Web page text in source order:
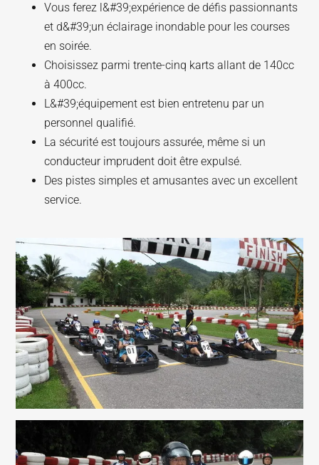
Vous ferez l&#39;expérience de défis passionnants
et d&#39;un éclairage inondable pour les courses
en soirée.
Choisissez parmi trente-cinq karts allant de 140cc
à 400cc.
L&#39;équipement est bien entretenu par un
personnel qualifié.
La sécurité est toujours assurée, même si un
conducteur imprudent doit être expulsé.
Des pistes simples et amusantes avec un excellent
service.